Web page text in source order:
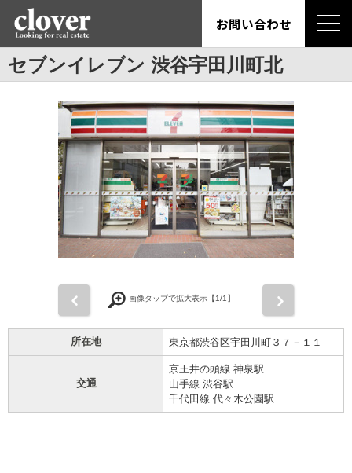
お問い合わせ
セブンイレブン 渋谷宇田川町北
画像タップで拡大表示【1/1】
所在地 東京都渋谷区宇田川町３７－１１
交通
京王井の頭線 神泉駅
山手線 渋谷駅
千代田線 代々木公園駅